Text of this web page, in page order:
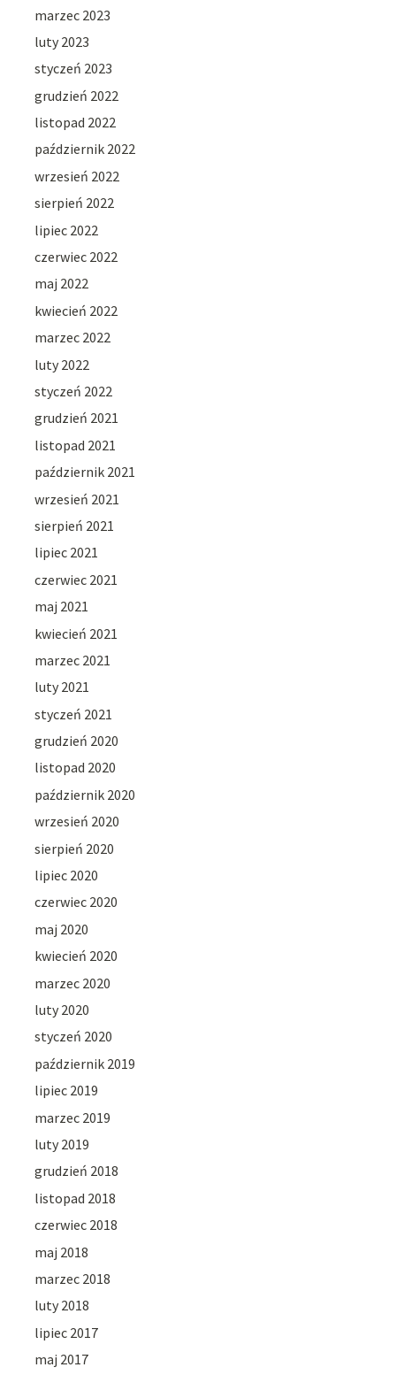
marzec 2023
luty 2023
styczeń 2023
grudzień 2022
listopad 2022
październik 2022
wrzesień 2022
sierpień 2022
lipiec 2022
czerwiec 2022
maj 2022
kwiecień 2022
marzec 2022
luty 2022
styczeń 2022
grudzień 2021
listopad 2021
październik 2021
wrzesień 2021
sierpień 2021
lipiec 2021
czerwiec 2021
maj 2021
kwiecień 2021
marzec 2021
luty 2021
styczeń 2021
grudzień 2020
listopad 2020
październik 2020
wrzesień 2020
sierpień 2020
lipiec 2020
czerwiec 2020
maj 2020
kwiecień 2020
marzec 2020
luty 2020
styczeń 2020
październik 2019
lipiec 2019
marzec 2019
luty 2019
grudzień 2018
listopad 2018
czerwiec 2018
maj 2018
marzec 2018
luty 2018
lipiec 2017
maj 2017